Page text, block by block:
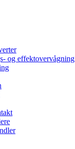
og effektovervågning